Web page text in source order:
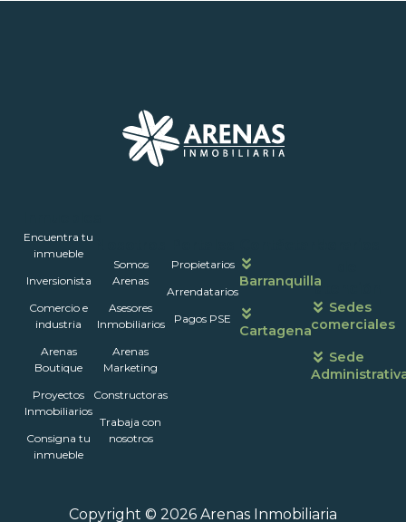
Encuentra tu
inmueble
Inversionista
Comercio e
industria
Arenas
Boutique
Proyectos
Inmobiliarios
Consigna tu
inmueble
Somos
Arenas
Asesores
Inmobiliarios
Arenas
Marketing
Constructoras
Trabaja con
nosotros
Propietarios
Arrendatarios
Pagos PSE
Barranquilla
Cartagena
atención
Sedes
comerciales
Sede
Copyright © 2026 Arenas Inmobiliaria